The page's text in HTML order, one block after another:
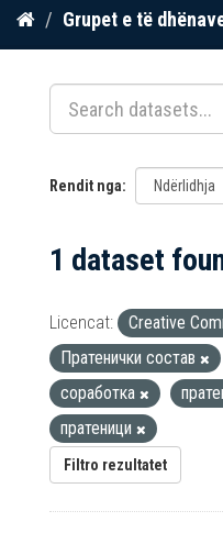
Kalo
përmbajtja
Grupet e të
Rendit nga
1 dataset
Licencat: Creative
Пратенички состав
соработка
пратеници
Filtro rezultatet